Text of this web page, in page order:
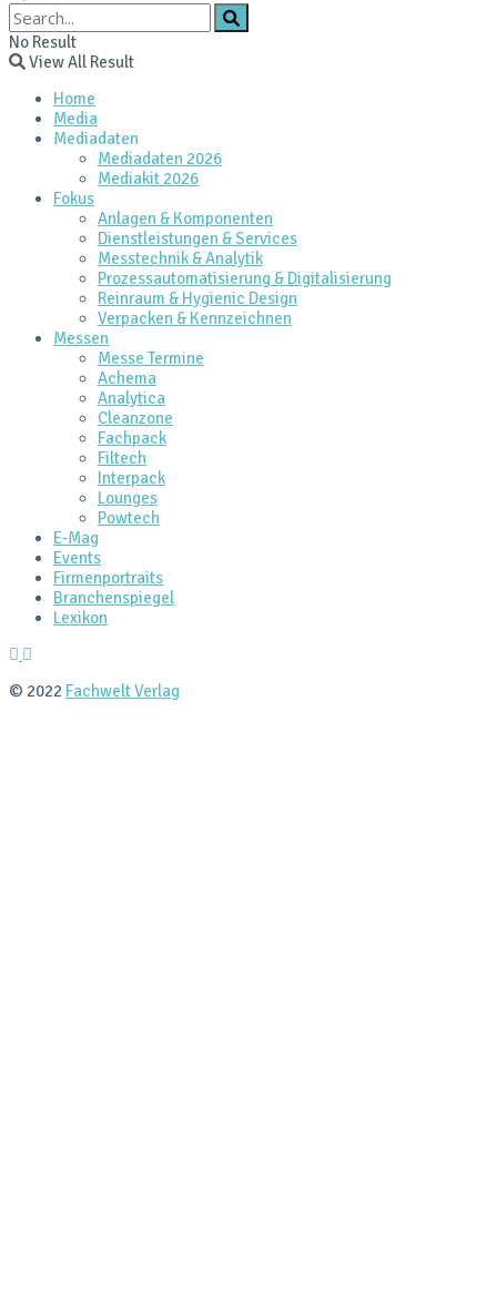
No Result
View All Result
Home
Media
Mediadaten
Mediadaten 2026
Mediakit 2026
Fokus
Anlagen & Komponenten
Dienstleistungen & Services
Messtechnik & Analytik
Prozessautomatisierung & Digitalisierung
Reinraum & Hygienic Design
Verpacken & Kennzeichnen
Messen
Messe Termine
Achema
Analytica
Cleanzone
Fachpack
Filtech
Interpack
Lounges
Powtech
E‑Mag
Events
Firmenportraits
Branchenspiegel
Lexikon
© 2022 Fachwelt Verlag